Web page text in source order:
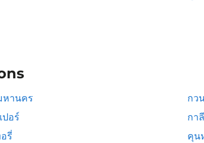
หานคร
กว
ปอร์
กา
รี่
คุน